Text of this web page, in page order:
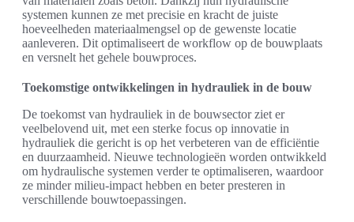
systemen kunnen ze met precisie en kracht de juiste
hoeveelheden materiaalmengsel op de gewenste locatie
aanleveren. Dit optimaliseert de workflow op de bouwplaats
en versnelt het gehele bouwproces.
Toekomstige ontwikkelingen in hydrauliek in de bouw
De toekomst van hydrauliek in de bouwsector ziet er
veelbelovend uit, met een sterke focus op innovatie in
hydrauliek die gericht is op het verbeteren van de efficiëntie
en duurzaamheid. Nieuwe technologieën worden ontwikkeld
om hydraulische systemen verder te optimaliseren, waardoor
ze minder milieu-impact hebben en beter presteren in
verschillende bouwtoepassingen.